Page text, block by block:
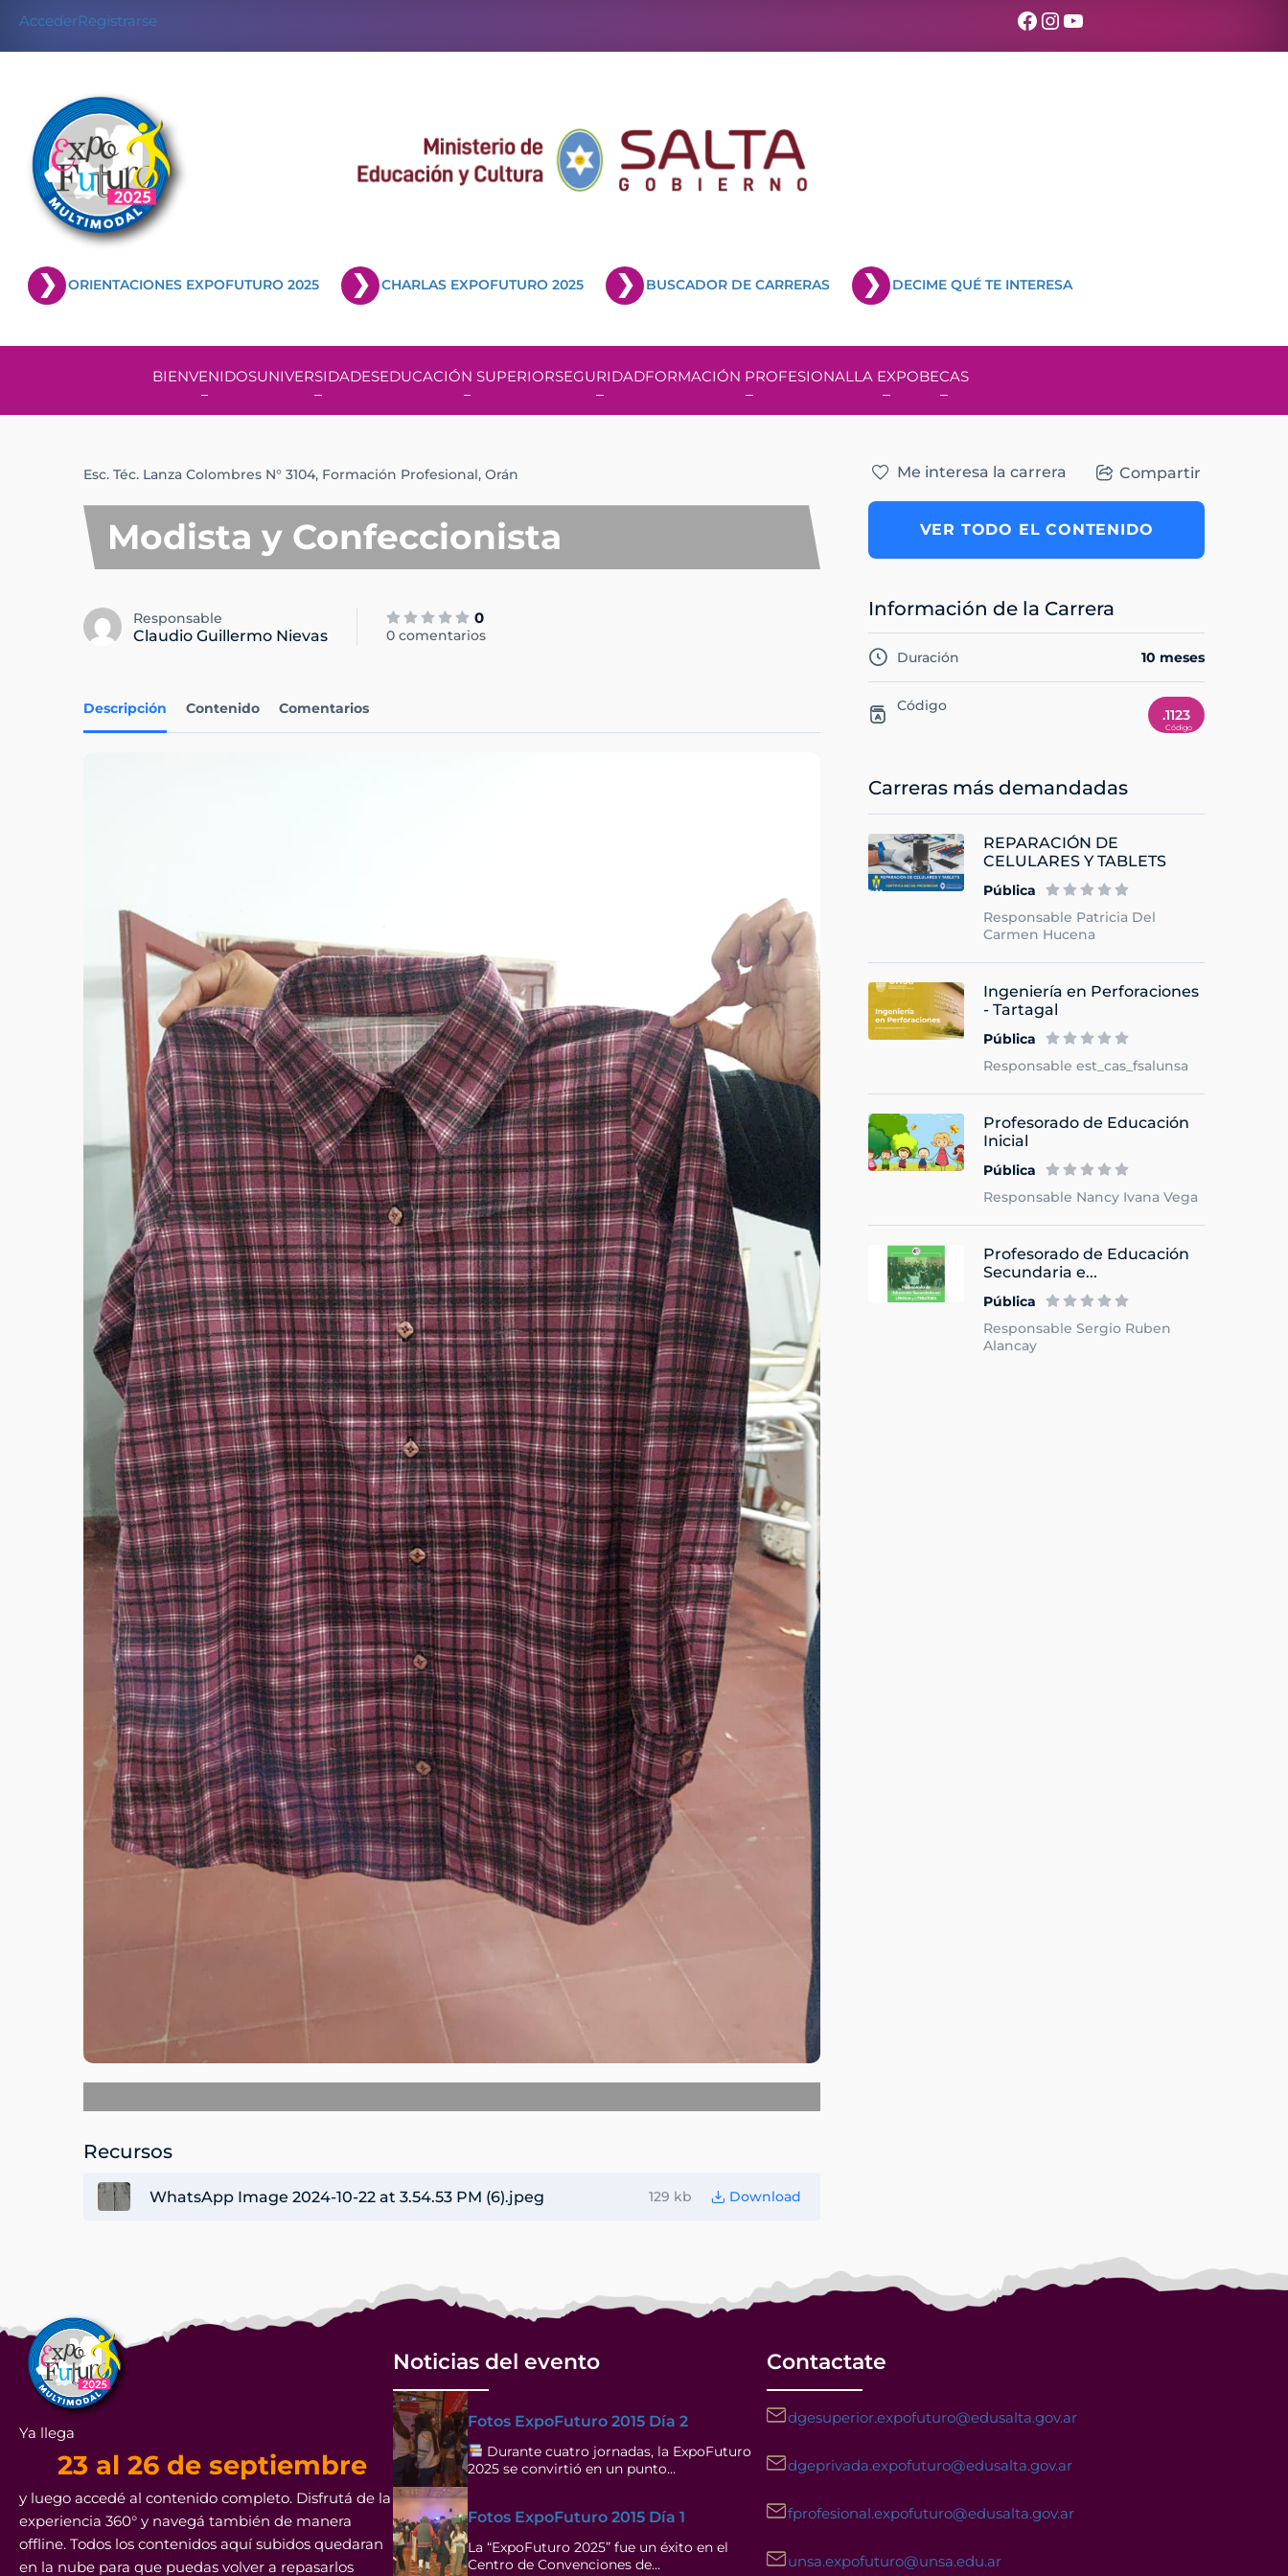
AccederRegistrarse Facebook
Instagram
YouTube
ORIENTACIONES EXPOFUTURO 2025 CHARLAS EXPOFUTURO 2025 BUSCADOR DE CARRERAS DECIME QUÉ TE INTERESA
BIENVENIDOSUNIVERSIDADESEDUCACIÓN SUPERIORSEGURIDADFORMACIÓN PROFESIONALLA EXPOBECAS
Esc. Téc. Lanza Colombres N° 3104, Formación Profesional, Orán
Modista y Confeccionista
Responsable
Claudio Guillermo Nievas
0
0 comentarios
Descripción Contenido Comentarios
Recursos
WhatsApp Image 2024-10-22 at 3.54.53 PM (6).jpeg 129 kb Download
Me interesa la carrera Compartir
VER TODO EL CONTENIDO
Información de la Carrera
Duración 10 meses
Código
.1123
Carreras más demandadas
REPARACIÓN DE
CELULARES Y TABLETS
Pública
Responsable Patricia Del
Carmen Hucena
Ingeniería en Perforaciones
- Tartagal
Pública
Responsable est_cas_fsalunsa
Profesorado de Educación
Inicial
Pública
Responsable Nancy Ivana Vega
Profesorado de Educación
Secundaria e...
Pública
Responsable Sergio Ruben
Alancay
Ya llega
23 al 26 de septiembre
y luego accedé al contenido completo. Disfrutá de la
experiencia 360° y navegá también de manera
offline. Todos los contenidos aquí subidos quedaran
en la nube para que puedas volver a repasarlos
Noticias del evento
Fotos ExpoFuturo 2015 Día 2
Durante cuatro jornadas, la ExpoFuturo
2025 se convirtió en un punto…
Fotos ExpoFuturo 2015 Día 1
La “ExpoFuturo 2025” fue un éxito en el
Centro de Convenciones de…
Contactate
dgesuperior.expofuturo@edusalta.gov.ar
dgeprivada.expofuturo@edusalta.gov.ar
fprofesional.expofuturo@edusalta.gov.ar
unsa.expofuturo@unsa.edu.ar